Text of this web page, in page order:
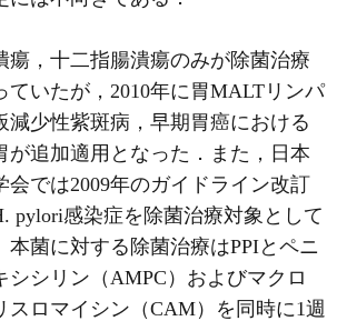
，十二指腸潰瘍のみが除菌治療
ていたが，2010年に胃MALTリンパ
減少性紫斑病，早期胃癌における
が追加適用となった．また，日本
会では2009年のガイドライン改訂
pylori感染症を除菌治療対象として
菌に対する除菌治療はPPIとペニ
シシリン（AMPC）およびマクロ
スロマイシン（CAM）を同時に1週